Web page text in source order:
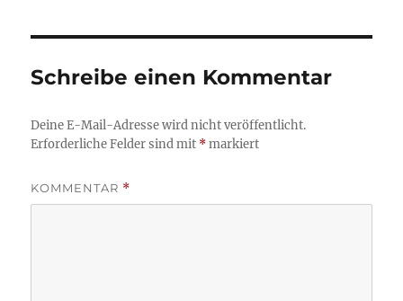
Schreibe einen Kommentar
Deine E-Mail-Adresse wird nicht veröffentlicht.
Erforderliche Felder sind mit *markiert
KOMMENTAR *